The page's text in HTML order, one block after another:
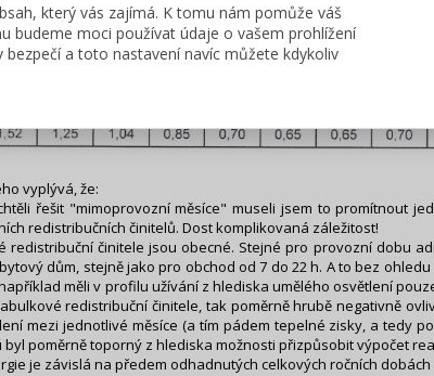
který vás zajímá. K tomu nám pomůže váš
budeme moci používat údaje o vašem prohlížení
a toto nastavení navíc můžete kdykoliv
spotřeba rozdělena mezi jednotlivé měsíce tzv.
v ČSN 73 0331-1. Průměr těchto hodnot musí dát hodnotu (a
vyplývá, že:
řešit "mimoprovozní měsíce" museli jsem to promítnout
redistribučních činitelů. Dost komplikovaná záležitost!
redistribuční činitele jsou obecné. Stejné pro provozní dobu
dům, stejně jako pro obchod od 7 do 22 h. A to bez
měli v profilu užívání z hlediska umělého osvětlení
redistribuční činitele, tak poměrně hrubě negativně
mezi jednotlivé měsíce (a tím pádem tepelné zisky, a tedy
byl poměrně toporný z hlediska možnosti přizpůsobit výpočet
je závislá na předem odhadnutých celkových ročních dobách